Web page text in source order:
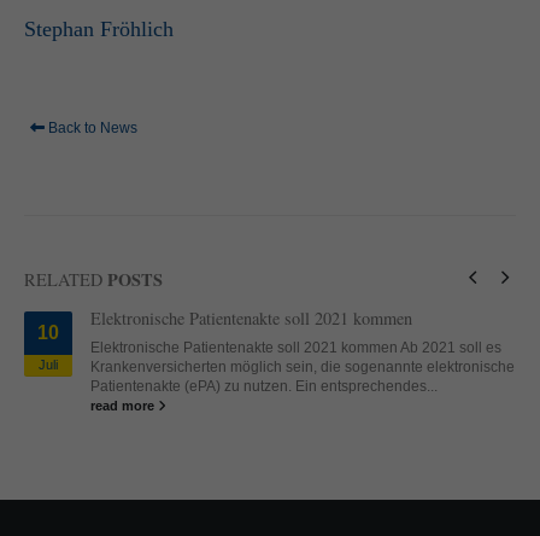
Stephan Fröhlich
Back to News
RELATED POSTS
10
Juli
Elektronische Patientenakte soll 2021 kommen
Elektronische Patientenakte soll 2021 kommen Ab 2021 soll es
Krankenversicherten möglich sein, die sogenannte elektronische
Patientenakte (ePA) zu nutzen. Ein entsprechendes...
read more